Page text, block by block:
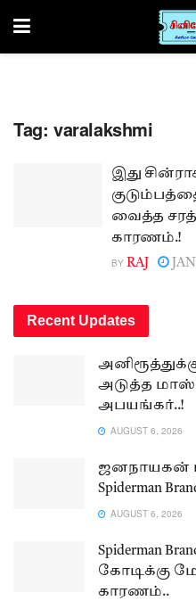
Tag: varalakshmi
இது
வைத்த
காரணம்.!
BY RAJ
Recent Updates
அடுத்த
அபயங்கர்..!
AUGUST 6, 2026
ஜனநாயகன்
Spiderman
AUGUST 6, 2026
Spiderman
கோடிக்கு
காரணம்..